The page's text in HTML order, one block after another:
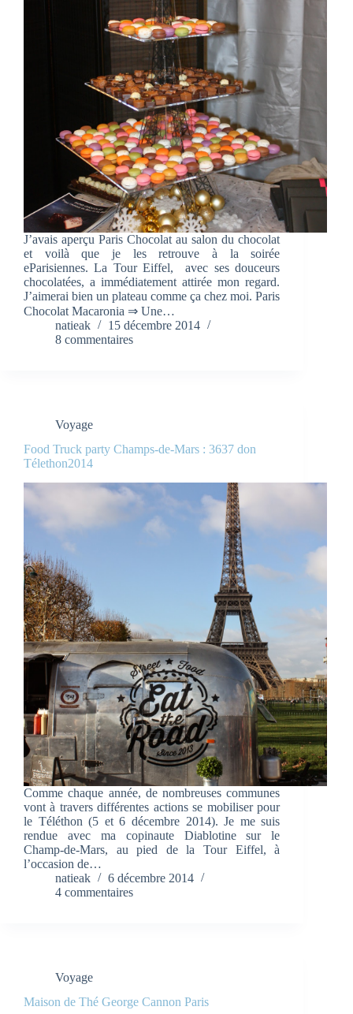
J’avais aperçu Paris Chocolat au salon du chocolat
et voilà que je les retrouve à la soirée
eParisiennes. La Tour Eiffel, avec ses douceurs
chocolatées, a immédiatement attirée mon regard.
J’aimerai bien un plateau comme ça chez moi. Paris
Chocolat Macaronia ⇒ Une…
natieak
15 décembre 2014
8 commentaires
Voyage
Food Truck party Champs-de-Mars : 3637 don
Télethon2014
Comme chaque année, de nombreuses communes
vont à travers différentes actions se mobiliser pour
le Téléthon (5 et 6 décembre 2014). Je me suis
rendue avec ma copinaute Diablotine sur le
Champ-de-Mars, au pied de la Tour Eiffel, à
l’occasion de…
natieak
6 décembre 2014
4 commentaires
Voyage
Maison de Thé George Cannon Paris